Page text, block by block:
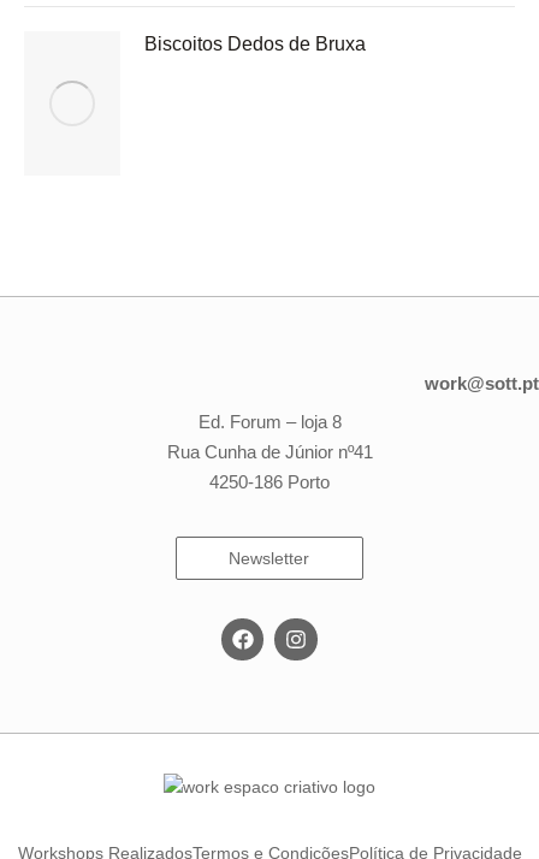
Biscoitos Dedos de Bruxa
work@sott.pt
Ed. Forum – loja 8
Rua Cunha de Júnior nº41
4250-186 Porto
Newsletter
Workshops RealizadosTermos e CondiçõesPolítica de Privacidade